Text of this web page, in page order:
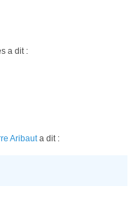
a dit :
Aribauta dit :